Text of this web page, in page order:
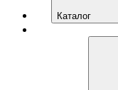
Каталог